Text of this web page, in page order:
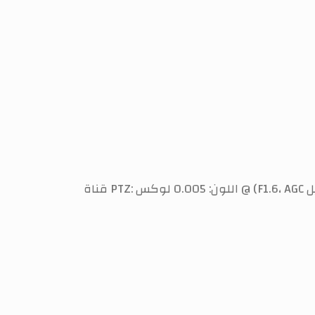
قناة PTZ: اللون: 0.005 لوكس @ (F1.6، AGC قيد التشغيل)، أبيض وأسود: 0.001 لوكس @ (F1.6، AGC قيد التشغيل)، 0 لوكس مع